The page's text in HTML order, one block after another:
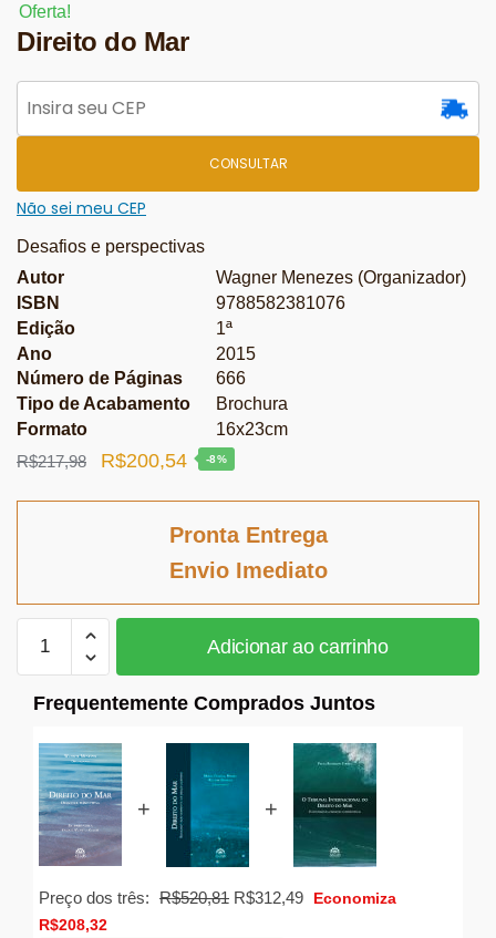
Oferta!
Direito do Mar
CONSULTAR
Não sei meu CEP
Desafios e perspectivas
Autor
Wagner Menezes (Organizador)
ISBN
9788582381076
Edição
1ª
Ano
2015
Número de Páginas
666
Tipo de Acabamento
Brochura
Formato
16x23cm
R$217,98
O
R$200,54O
atual
-8%
Pronta Entrega
Envio Imediato
quantidade
Adicionar ao carrinho
Frequentemente Comprados Juntos
+ +
Preço dos três: R$520,81 O
R$312,49OEconomiza
R$208,32